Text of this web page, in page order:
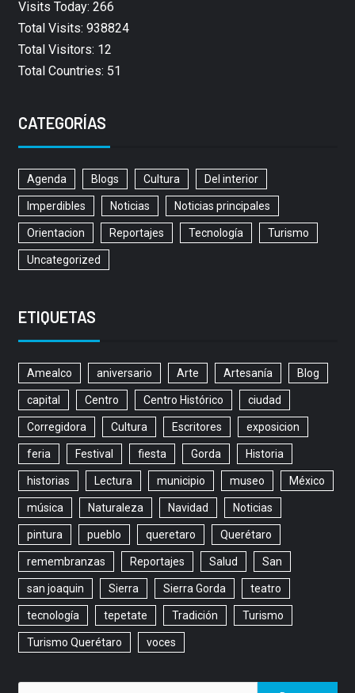
Visits Today: 266
Total Visits: 938824
Total Visitors: 12
Total Countries: 51
CATEGORÍAS
Agenda Blogs Cultura Del interior
Imperdibles Noticias Noticias principales
Orientacion Reportajes Tecnología Turismo
Uncategorized
ETIQUETAS
Amealco aniversario Arte Artesanía Blog
capital Centro Centro Histórico ciudad
Corregidora Cultura Escritores exposicion
feria Festival fiesta Gorda Historia
historias Lectura municipio museo México
música Naturaleza Navidad Noticias
pintura pueblo queretaro Querétaro
remembranzas Reportajes Salud San
san joaquin Sierra Sierra Gorda teatro
tecnología tepetate Tradición Turismo
Turismo Querétaro voces